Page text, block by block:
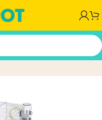
50 X 35 X 25 Cm